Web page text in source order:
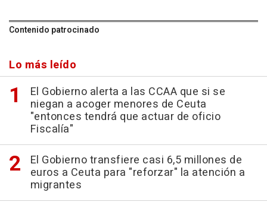
Contenido patrocinado
Lo más leído
El Gobierno alerta a las CCAA que si se
niegan a acoger menores de Ceuta
"entonces tendrá que actuar de oficio
Fiscalía"
El Gobierno transfiere casi 6,5 millones de
euros a Ceuta para "reforzar" la atención a
migrantes